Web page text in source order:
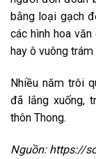
bằng loại gạch
các hình hoa
hay ô vuông
Nhiều năm trôi
đã lắng xuống,
thôn Thong.
Nguồn: https://